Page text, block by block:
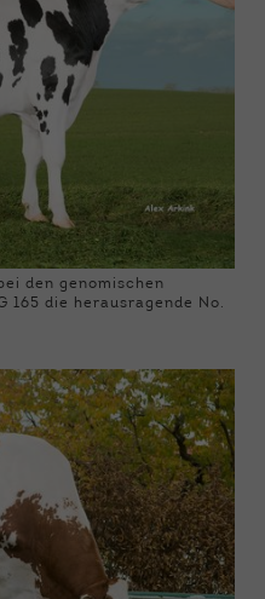
den genomischen
165 die herausragende No.